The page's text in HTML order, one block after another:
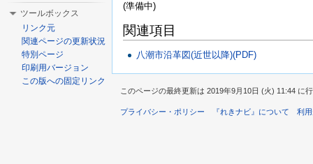
(準備中)
関連項目
八潮市沿革図(近世以降)(PDF)
ツールボックス
リンク元
関連ページの更新状況
特別ページ
印刷用バージョン
この版への固定リンク
このページの最終更新は 2019年9月10日 (火) 11:44 に
プライバシー・ポリシー 『れきナビ』について 利